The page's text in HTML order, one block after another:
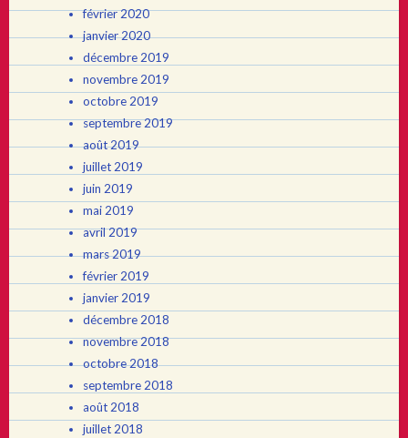
février 2020
janvier 2020
décembre 2019
novembre 2019
octobre 2019
septembre 2019
août 2019
juillet 2019
juin 2019
mai 2019
avril 2019
mars 2019
février 2019
janvier 2019
décembre 2018
novembre 2018
octobre 2018
septembre 2018
août 2018
juillet 2018